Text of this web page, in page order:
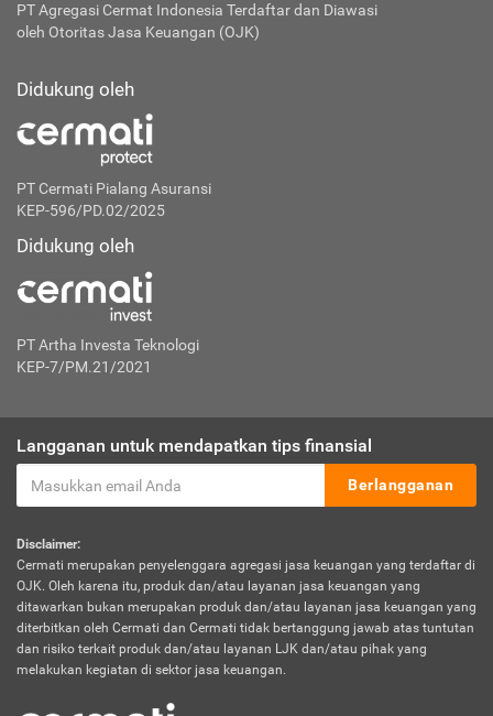
PT Agregasi Cermat Indonesia Terdaftar dan Diawasi
oleh Otoritas Jasa Keuangan (OJK)
Didukung oleh
PT Cermati Pialang Asuransi
KEP-596/PD.02/2025
Didukung oleh
PT Artha Investa Teknologi
KEP-7/PM.21/2021
Langganan untuk mendapatkan tips finansial
Berlangganan
Disclaimer:
Cermati merupakan penyelenggara agregasi jasa keuangan yang terdaftar di
OJK. Oleh karena itu, produk dan/atau layanan jasa keuangan yang
ditawarkan bukan merupakan produk dan/atau layanan jasa keuangan yang
diterbitkan oleh Cermati dan Cermati tidak bertanggung jawab atas tuntutan
dan risiko terkait produk dan/atau layanan LJK dan/atau pihak yang
melakukan kegiatan di sektor jasa keuangan.